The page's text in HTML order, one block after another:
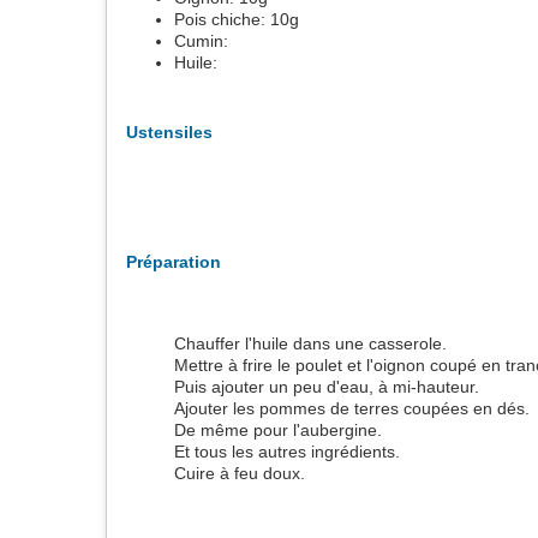
Pois chiche: 10g
Cumin:
Huile:
Ustensiles
Préparation
Chauffer l'huile dans une casserole.
Mettre à frire le poulet et l'oignon coupé en
Puis ajouter un peu d'eau, à mi-hauteur.
Ajouter les pommes de terres coupées en dés.
De même pour l'aubergine.
Et tous les autres ingrédients.
Cuire à feu doux.